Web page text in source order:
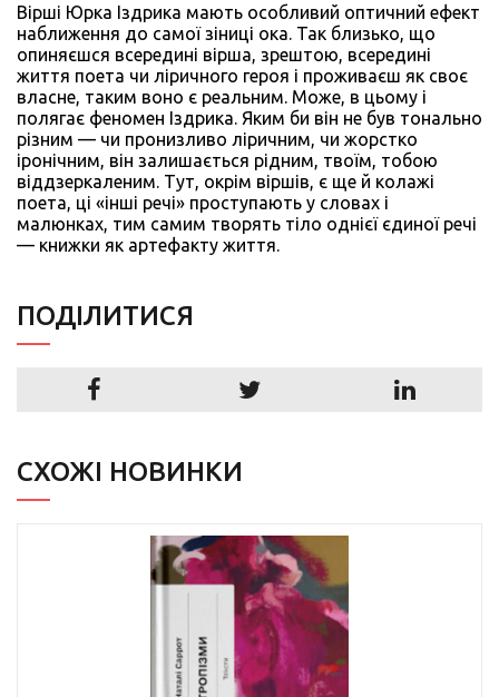
Вірші Юрка Іздрика мають особливий оптичний ефект
наближення до самої зіниці ока. Так близько, що
опиняєшся всередині вірша, зрештою, всередині
життя поета чи ліричного героя і проживаєш як своє
власне, таким воно є реальним. Може, в цьому і
полягає феномен Іздри­ка. Яким би він не був тонально
різним — чи пронизливо ліричним, чи жорст­ко
іронічним, він залишається рідним, твоїм, тобою
віддзеркаленим. Тут, окрім віршів, є ще й колажі
поета, ці «інші речі» проступають у словах і
малюнках, тим самим творять тіло однієї єдиної речі
— книжки як артефакту життя.
ПОДIЛИТИСЯ
СХОЖІ НОВИНКИ